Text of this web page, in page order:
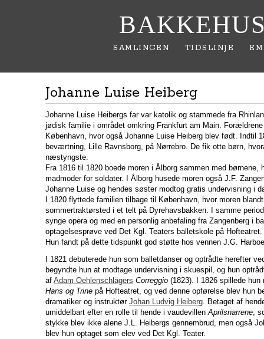
SAMLINGEN TIDSLINJE
Johanne Luise Heiberg
Johanne Luise Heibergs far var katolik og stammede fra
jødisk familie i området omkring Frankfurt am Main.
København, hvor også Johanne Luise Heiberg blev født. Indtil
beværtning, Lille Ravnsborg, på Nørrebro. De fik otte børn,
næstyngste.
Fra 1816 til 1820 boede moren i Ålborg sammen med
madmoder for soldater. I Ålborg husede moren også J.F.
Johanne Luise og hendes søster modtog gratis undervisning i
I 1820 flyttede familien tilbage til København, hvor moren
sommertraktørsted i et telt på Dyrehavsbakken. I samme
synge opera og med en personlig anbefaling fra Zangenberg i
optagelsesprøve ved Det Kgl. Teaters balletskole på Hofteatret.
Hun fandt på dette tidspunkt god støtte hos vennen J.G.
I 1821 debuterede hun som balletdanser og optrådte herefter
begyndte hun at modtage undervisning i skuespil, og hun
af Adam Oehlenschlägers Correggio (1823). I 1826 spillede
Hans og Trine på Hofteatret, og ved denne opførelse blev hun
dramatiker og instruktør Johan Ludvig Heiberg. Betaget af
umiddelbart efter en rolle til hende i vaudevillenAprilsnarrene,
stykke blev ikke alene J.L. Heibergs gennembrud, men også
blev hun optaget som elev ved Det Kgl. Teater.